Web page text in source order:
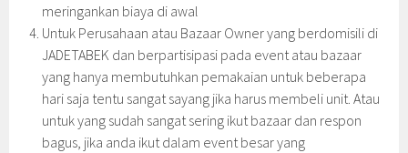
meringankan biaya di awal
Untuk Perusahaan atau Bazaar Owner yang berdomisili di
JADETABEK dan berpartisipasi pada event atau bazaar
yang hanya membutuhkan pemakaian untuk beberapa
hari saja tentu sangat sayang jika harus membeli unit. Atau
untuk yang sudah sangat sering ikut bazaar dan respon
bagus, jika anda ikut dalam event besar yang